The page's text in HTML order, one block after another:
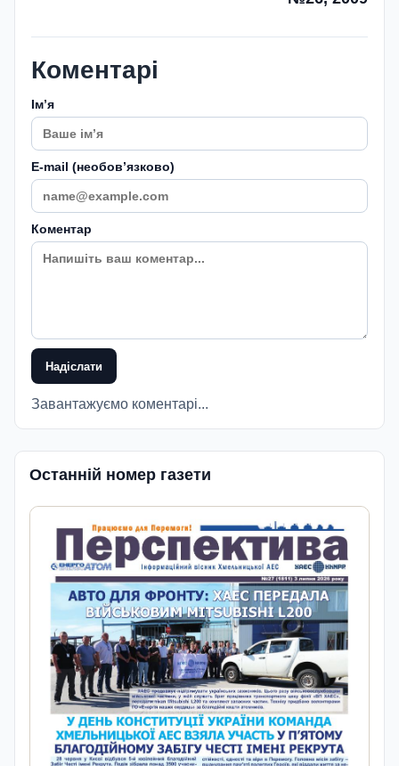
Коментарі
Імʼя
E-mail (необовʼязково)
Коментар
Надіслати
Завантажуємо коментарі...
Останній номер газети